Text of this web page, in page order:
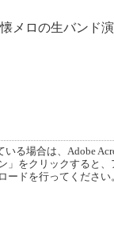
メロの生バンド
る場合は、Adobe
をクリックすると
ードを行ってください